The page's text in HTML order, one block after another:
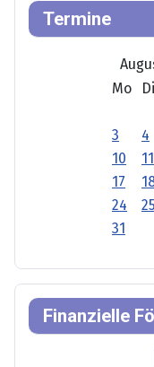
Termine
Mo
Di
3
4
10
11
17
24
25
31
Finanzielle